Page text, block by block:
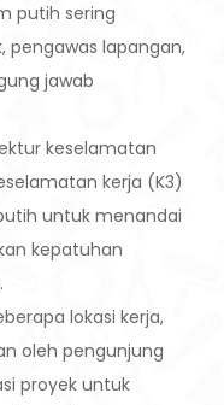
putih sering
pengawas lapangan,
jawab
keselamatan
kerja (K3)
untuk menandai
kepatuhan
lokasi kerja,
oleh pengunjung
proyek untuk